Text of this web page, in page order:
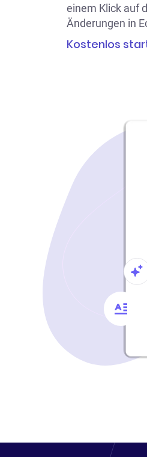
einem Klick auf
Änderungen in
Kostenlos